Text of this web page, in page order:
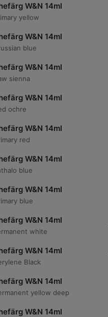
W&N 14ml
yellow
W&N 14ml
blue
W&N 14ml
sienna
W&N 14ml
ochre
W&N 14ml
red
W&N 14ml
blue
W&N 14ml
blue
W&N 14ml
white
W&N 14ml
Black
W&N 14ml
yellow deep
W&N 14ml